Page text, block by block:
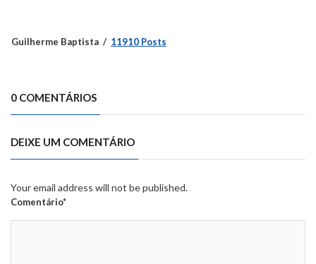
Guilherme Baptista 11910 Posts
0 COMENTÁRIOS
DEIXE UM COMENTÁRIO
Your email address will not be published.
Comentário*